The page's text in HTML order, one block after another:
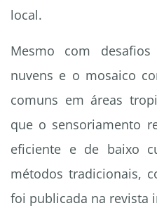
local.
Mesmo com
nuvens e o mosaico
comuns em áreas
que o sensoriamento
eficiente e de baixo
métodos tradicionais,
foi publicada na revista